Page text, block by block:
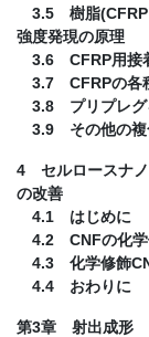
3.5 樹脂(CFRP
強度発現の原理
3.6 CFRP用接
3.7 CFRPの各
3.8 プリプレグ
3.9 その他の複
4 セルロースナノ
の改善
4.1 はじめに
4.2 CNFの化学
4.3 化学修飾
4.4 おわりに
第3章 射出成形